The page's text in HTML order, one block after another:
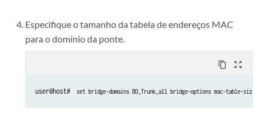
Especifique o tamanho da tabela de endereços MAC
para o domínio da ponte.
content_copy zoom_out_map
user@host# set bridge-domains BD_Trunk_all bridge-options mac-table-size